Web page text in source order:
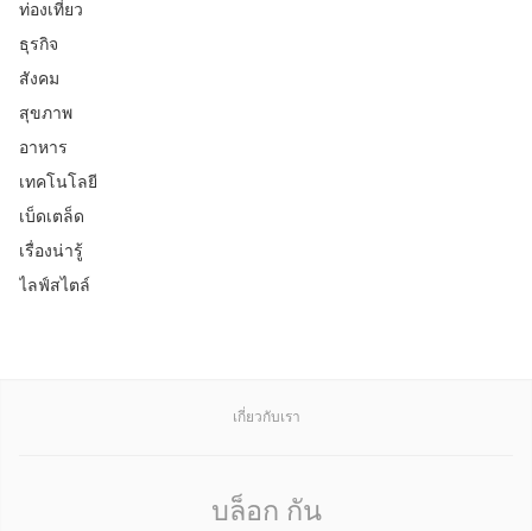
ท่องเที่ยว
ธุรกิจ
สังคม
สุขภาพ
อาหาร
เทคโนโลยี
เบ็ดเตล็ด
เรื่องน่ารู้
ไลฟ์สไตล์
เกี่ยวกับเรา
บล็อก กัน